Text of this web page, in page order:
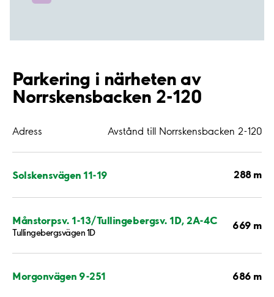
Parkering i närheten av
Norrskensbacken 2-120
Adress Avstånd till Norrskensbacken 2-120
Solskensvägen 11-19 288 m
Månstorpsv. 1-13/Tullingebergsv. 1D, 2A-4C
Tullingebergsvägen 1D
669 m
Morgonvägen 9-251 686 m